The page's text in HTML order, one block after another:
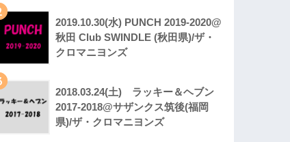
2019.10.30(水) PUNCH 2019-2020@
秋田 Club SWINDLE (秋田県)/ザ・
クロマニヨンズ
2018.03.24(土) ラッキー＆ヘブン
2017-2018@サザンクス筑後(福岡
県)/ザ・クロマニヨンズ